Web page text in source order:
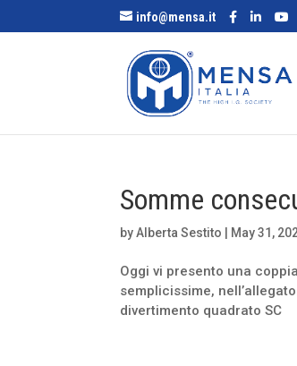
info@mensa.it
Somme
byAlberta Sestito May 31,
Oggi vi presento una
semplicissime,
divertimento quadrato SC